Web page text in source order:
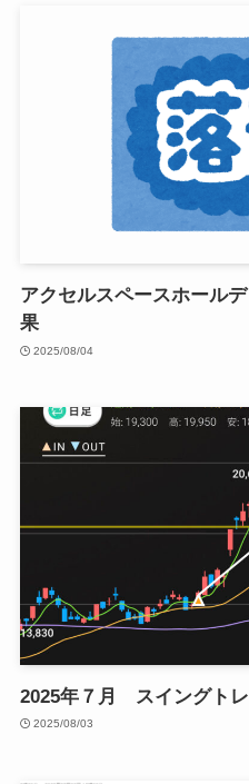
アクセルスペースホール
果
2025/08/04
2025年７月 スイングト
2025/08/03